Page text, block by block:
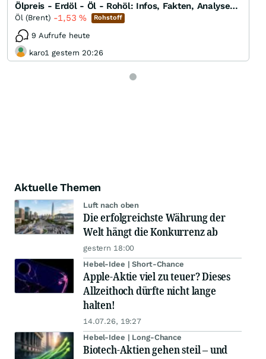
Ölpreis - Erdöl - Öl - Rohöl: Infos, Fakten, Analysen, Charts und Ausblick
Öl (Brent) -1,53 % Rohstoff
9 Aufrufe heute
karo1 gestern 20:26
Aktuelle Themen
Luft nach oben
Die erfolgreichste Währung der
Welt hängt die Konkurrenz ab
gestern 18:00
Hebel-Idee | Short-Chance
Apple-Aktie viel zu teuer? Dieses
Allzeithoch dürfte nicht lange
halten!
14.07.26, 19:27
Hebel-Idee | Long-Chance
Biotech-Aktien gehen steil – und